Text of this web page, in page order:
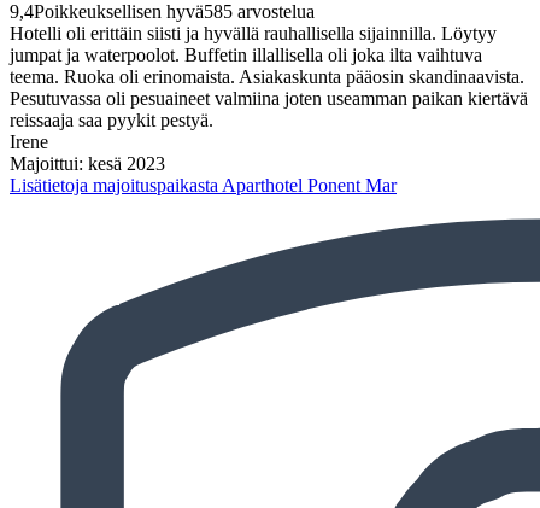
9,4Poikkeuksellisen hyvä585 arvostelua
Hotelli oli erittäin siisti ja hyvällä rauhallisella sijainnilla. Löytyy
jumpat ja waterpoolot. Buffetin illallisella oli joka ilta vaihtuva
teema. Ruoka oli erinomaista. Asiakaskunta pääosin skandinaavista.
Pesutuvassa oli pesuaineet valmiina joten useamman paikan kiertävä
reissaaja saa pyykit pestyä.
Irene
Majoittui: kesä 2023
Lisätietoja majoituspaikasta Aparthotel Ponent Mar